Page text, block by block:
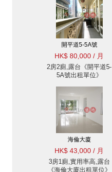
開平道5-5A號
HK$ 80,000 / 月
2房2廁,露台《開平道5-
5A號出租單位》
海倫大廈
HK$ 43,000 / 月
3房1廁,實用率高,露台
《海倫大廈出租單位》